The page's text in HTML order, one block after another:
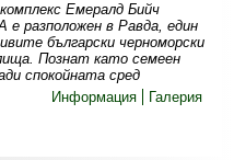
Емералд Бийч
е разположен в Равда, един
български черноморски
Познат като семеен
спокойната сред
Информация
Галерия